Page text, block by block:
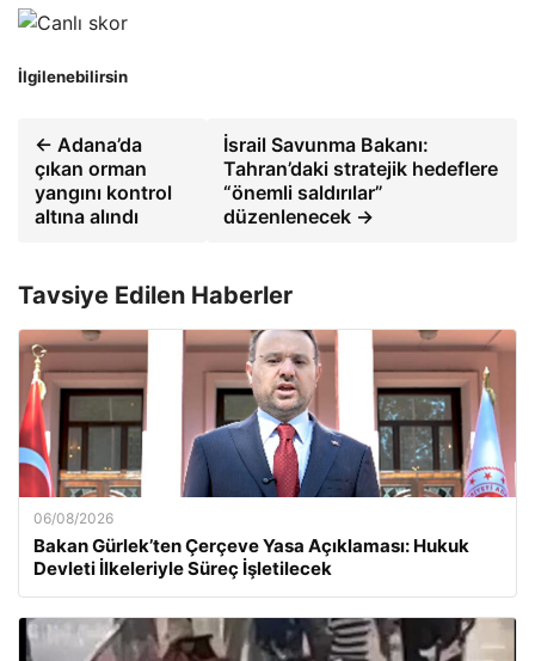
İlgilenebilirsin
← Adana’da
çıkan orman
yangını kontrol
altına alındı
İsrail Savunma Bakanı:
Tahran’daki stratejik hedeflere
“önemli saldırılar”
düzenlenecek →
Tavsiye Edilen Haberler
06/08/2026
Bakan Gürlek’ten Çerçeve Yasa Açıklaması: Hukuk
Devleti İlkeleriyle Süreç İşletilecek